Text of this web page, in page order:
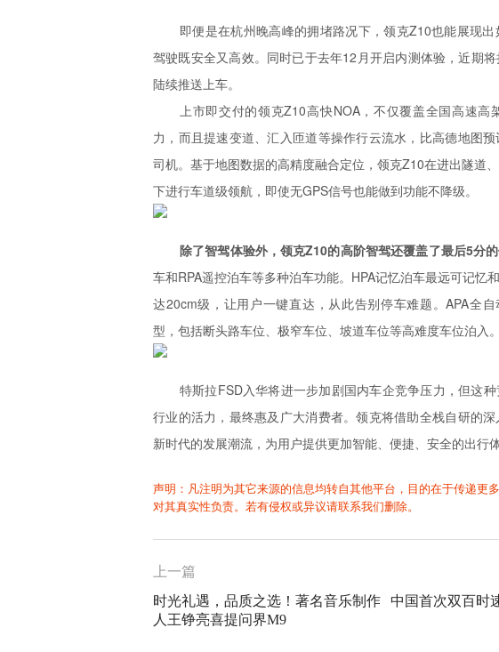
即便是在杭州晚高峰的拥堵路况下，领克Z10也能展现
驾驶既安全又高效。同时已于去年12月开启内测体验，近期
陆续推送上车。
上市即交付的领克Z10高快NOA，不仅覆盖全国高速高
力，而且提速变道、汇入匝道等操作行云流水，比高德地图
司机。基于地图数据的高精度融合定位，领克Z10在进出隧道
下进行车道级领航，即使无GPS信号也能做到功能不降级。
除了智驾体验外，领克Z10的高阶智驾还覆盖了最后5分
车和RPA遥控泊车等多种泊车功能。HPA记忆泊车最远可记忆
达20cm级，让用户一键直达，从此告别停车难题。APA全
型，包括断头路车位、极窄车位、坡道车位等高难度车位泊入。
特斯拉FSD入华将进一步加剧国内车企竞争压力，但这
行业的活力，最终惠及广大消费者。领克将借助全栈自研的
新时代的发展潮流，为用户提供更加智能、便捷、安全的出行体
声明：凡注明为其它来源的信息均转自其他平台，目的在于传递更
对其真实性负责。若有侵权或异议请联系我们删除。
上一篇
时光礼遇，品质之选！著名音乐制作
人王铮亮喜提问界M9
中国首次双百时